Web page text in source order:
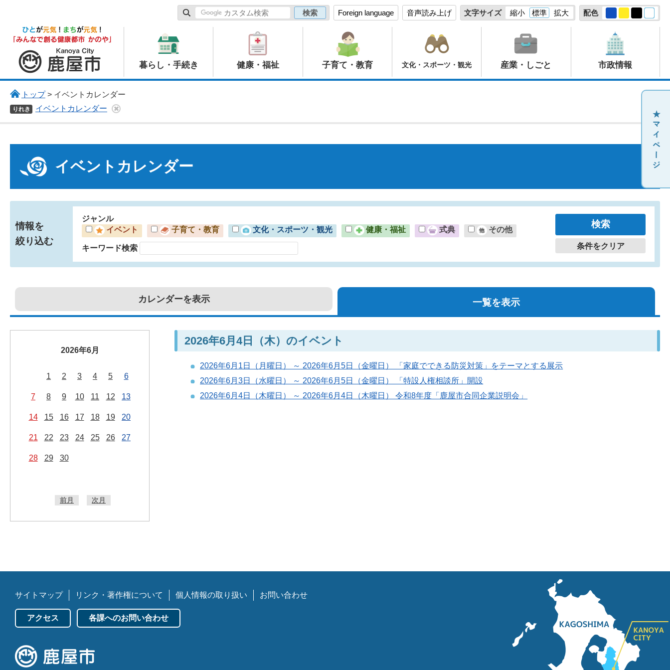
Foreign language 音声読み上げ 文字サイズ 縮小 標準 拡大 配色
鹿屋市
暮らし・手続き 健康・福祉 子育て・教育 文化・スポーツ・観光 産業・しごと 市政情報
トップ> イベントカレンダー
りれき イベントカレンダー
イベントカレンダー
情報を
絞り込む
ジャンル
イベント
子育て・教育 文化・スポーツ・観光 健康・福祉 式典 その他
キーワード検索 条件をクリア
カレンダーを表示 一覧を表示
2026年6月
1 2 3 4 5 6
7 8 9 10 11 12 13
14 15 16 17 18 19 20
21 22 23 24 25 26 27
28 29 30
前月 次月
2026年6月4日（木）のイベント
2026年6月1日（月曜日） ～ 2026年6月5日（金曜日） 「家庭でできる防災対策」をテーマとする展示
2026年6月3日（水曜日） ～ 2026年6月5日（金曜日） 「特設人権相談所」開設
2026年6月4日（木曜日） ～ 2026年6月4日（木曜日） 令和8年度「鹿屋市合同企業説明会」
サイトマップ リンク・著作権について 個人情報の取り扱い お問い合わせ
アクセス 各課へのお問い合わせ